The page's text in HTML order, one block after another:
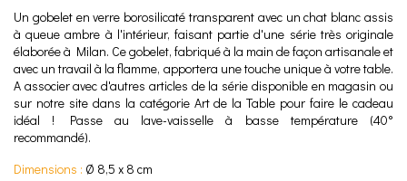
Un gobelet en verre borosilicaté transparent avec un chat blanc assis
à queue ambre à l'intérieur, faisant partie d'une série très originale
élaborée à Milan. Ce gobelet, fabriqué à la main de façon artisanale et
avec un travail à la flamme, apportera une touche unique à votre table.
A associer avec d'autres articles de la série disponible en magasin ou
sur notre site dans la catégorie Art de la Table pour faire le cadeau
idéal ! Passe au lave-vaisselle à basse température (40°
recommandé).
Dimensions : Ø 8,5 x 8 cm